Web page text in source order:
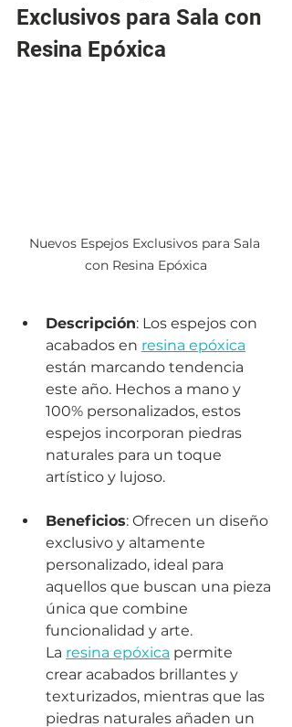
Exclusivos para Sala con
Resina Epóxica
Nuevos Espejos Exclusivos para Sala
con Resina Epóxica
Descripción: Los espejos con
acabados en resina epóxica
están marcando tendencia
este año. Hechos a mano y
100% personalizados, estos
espejos incorporan piedras
naturales para un toque
artístico y lujoso.
Beneficios: Ofrecen un diseño
exclusivo y altamente
personalizado, ideal para
aquellos que buscan una pieza
única que combine
funcionalidad y arte.
La resina epóxica permite
crear acabados brillantes y
texturizados, mientras que las
piedras naturales añaden un